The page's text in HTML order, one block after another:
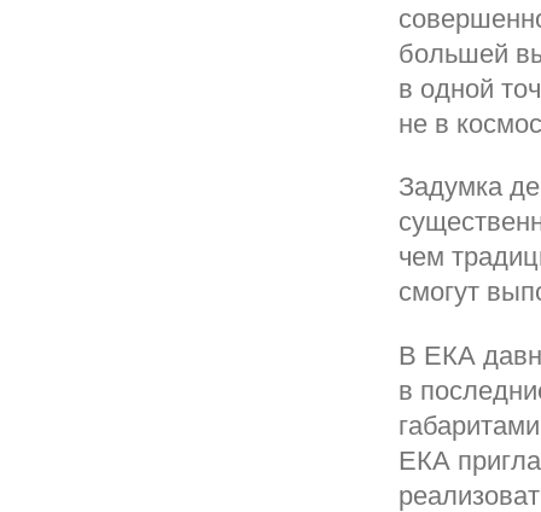
большей
в одной
не в
Задумка
чем
смогут
В ЕКА
в
ЕКА